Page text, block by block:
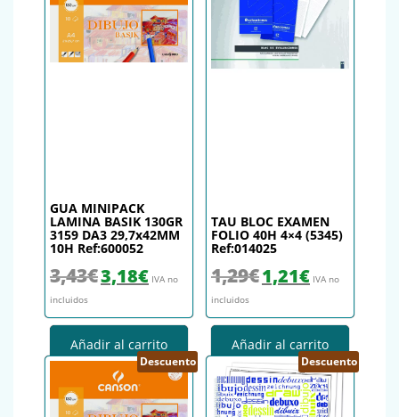
GUA MINIPACK
LAMINA BASIK 130GR
3159 DA3 29,7x42MM
10H Ref:600052
3,43€ El precio original era: 3,43€.
3,18€El precio actual es: 3,18€.
IVA no
incluidos
Añadir al carrito
TAU BLOC EXAMEN
FOLIO 40H 4×4 (5345)
Ref:014025
1,29€ El precio original era: 1,29€.
1,21€El precio actual
IVA no
incluidos
Añadir al carrito
Descuento Descuento